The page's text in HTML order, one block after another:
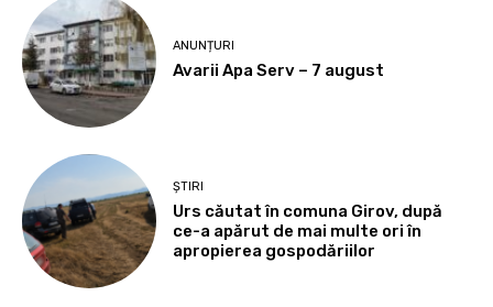
ANUNȚURI
Avarii Apa Serv – 7 august
ȘTIRI
Urs căutat în comuna Girov, după
ce-a apărut de mai multe ori în
apropierea gospodăriilor